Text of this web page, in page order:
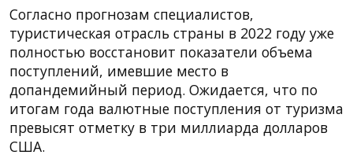
Согласно прогнозам специалистов,
туристическая отрасль страны в 2022 году уже
полностью восстановит показатели объема
поступлений, имевшие место в
допандемийный период. Ожидается, что по
итогам года валютные поступления от туризма
превысят отметку в три миллиарда долларов
США.